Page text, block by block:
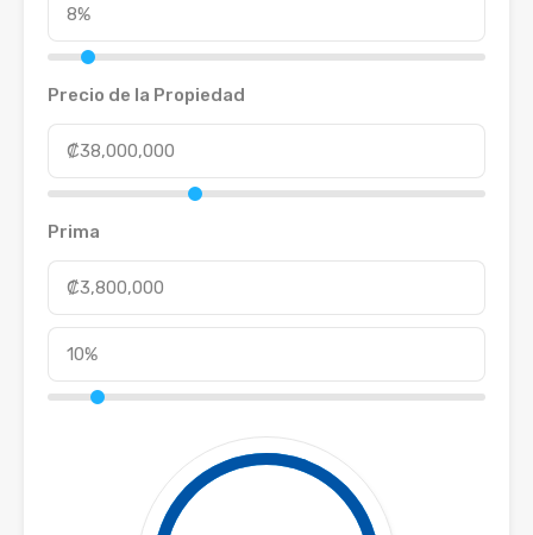
Precio de la Propiedad
Prima